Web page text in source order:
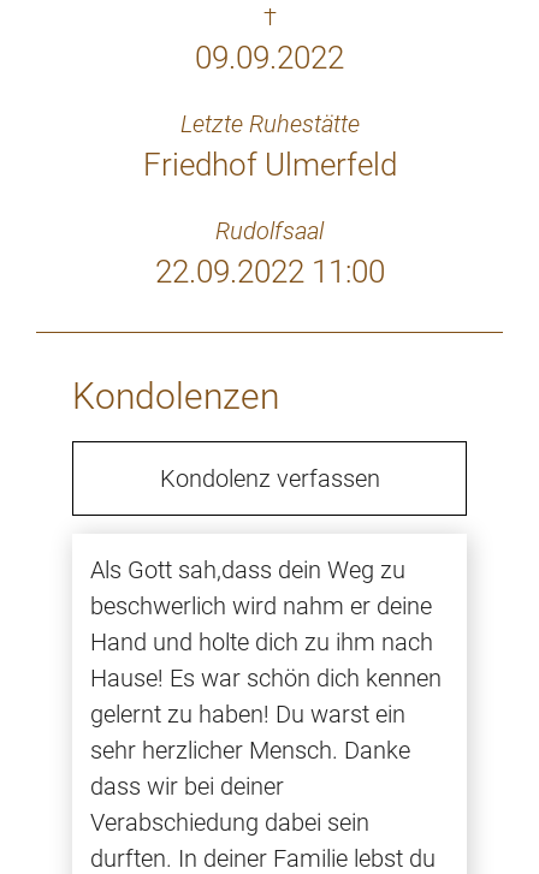
†
09.09.2022
Letzte Ruhestätte
Friedhof Ulmerfeld
Rudolfsaal
22.09.2022 11:00
Kondolenzen
Kondolenz verfassen
Als Gott sah,dass dein Weg zu
beschwerlich wird nahm er deine
Hand und holte dich zu ihm nach
Hause! Es war schön dich kennen
gelernt zu haben! Du warst ein
sehr herzlicher Mensch. Danke
dass wir bei deiner
Verabschiedung dabei sein
durften. In deiner Familie lebst du